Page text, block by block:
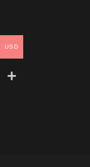
USD